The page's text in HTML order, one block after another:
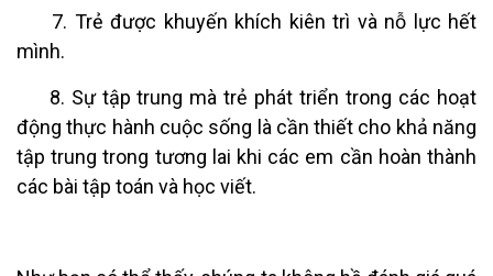
7. Trẻ được khuyến khích kiên trì và nỗ lực hết
mình.
8. Sự tập trung mà trẻ phát triển trong các hoạt
động thực hành cuộc sống là cần thiết cho khả năng
tập trung trong tương lai khi các em cần hoàn thành
các bài tập toán và học viết.